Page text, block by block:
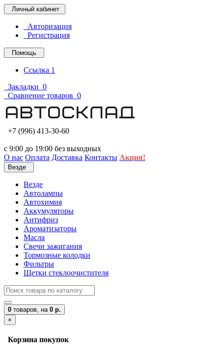
Личный кабинет
Авторизация
Регистрация
Помощь
Ссылка 1
Закладки 0
Сравнение товаров 0
+7 (996) 413-30-60
с 9:00 до 19:00 без выходных
О нас Оплата Доставка Контакты Акция!
Везде
Везде
Автолампы
Автохимия
Аккумуляторы
Антифриз
Ароматизаторы
Масла
Свечи зажигания
Тормозные колодки
Фильтры
Щетки стеклоочистителя
0 товаров, на 0 р.
×
Корзина покупок